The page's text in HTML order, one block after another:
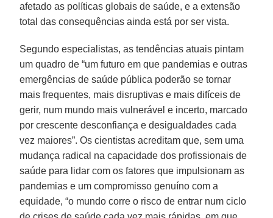
afetado as políticas globais de saúde, e a extensão
total das consequências ainda está por ser vista.
Segundo especialistas, as tendências atuais pintam
um quadro de “um futuro em que pandemias e outras
emergências de saúde pública poderão se tornar
mais frequentes, mais disruptivas e mais difíceis de
gerir, num mundo mais vulnerável e incerto, marcado
por crescente desconfiança e desigualdades cada
vez maiores”. Os cientistas acreditam que, sem uma
mudança radical na capacidade dos profissionais de
saúde para lidar com os fatores que impulsionam as
pandemias e um compromisso genuíno com a
equidade, “o mundo corre o risco de entrar num ciclo